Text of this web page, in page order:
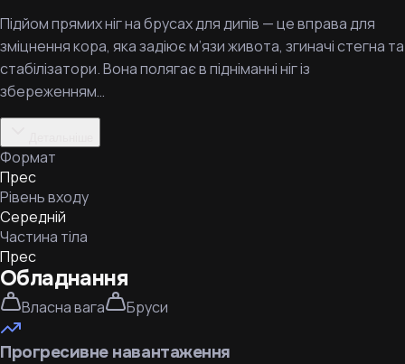
Підйом прямих ніг на брусах для дипів — це вправа для
зміцнення кора, яка задіює м’язи живота, згиначі стегна та
стабілізатори. Вона полягає в підніманні ніг із
збереженням…
Формат
Прес
Рівень входу
Середній
Частина тіла
Прес
Обладнання
Власна вага Бруси
Прогресивне навантаження